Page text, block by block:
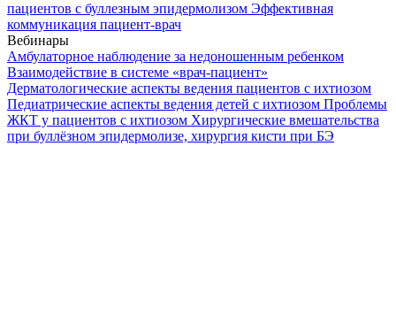
пациентов с буллезным эпидермолизом Эффективная
коммуникация пациент-врач
Вебинары
Амбулаторное наблюдение за недоношенным ребенком
Взаимодействие в системе «врач-пациент»
Дерматологические аспекты ведения пациентов с ихтиозом
Педиатрические аспекты ведения детей с ихтиозом Проблемы
ЖКТ у пациентов с ихтиозом Хирургические вмешательства
при буллёзном эпидермолизе, хирургия кисти при БЭ